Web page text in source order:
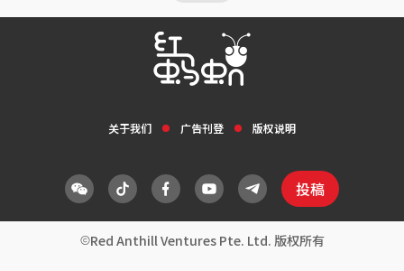
关于我们 广告刊登 版权说明
投稿
Red Anthill Ventures Pte. Ltd. 版权所有